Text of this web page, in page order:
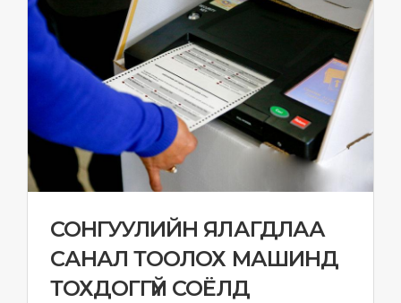
СОНГУУЛИЙН ЯЛАГДЛАА
САНАЛ ТООЛОХ МАШИНД
ТОХДОГГҮЙ СОЁЛД